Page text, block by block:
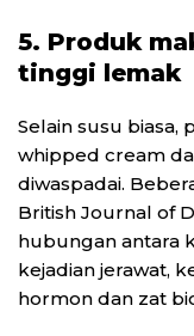
5. Produk
tinggi lemak
Selain susu
whipped cream
diwaspadai.
British Journal of
hubungan antara
kejadian jerawat,
hormon dan zat